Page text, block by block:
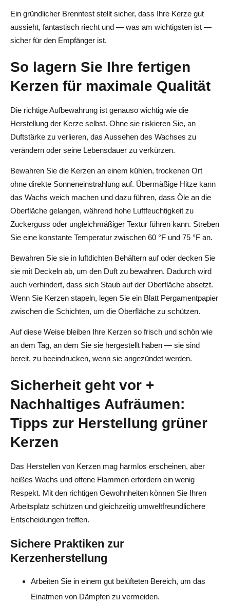
Ein gründlicher Brenntest stellt sicher, dass Ihre Kerze gut
aussieht, fantastisch riecht und — was am wichtigsten ist —
sicher für den Empfänger ist.
So lagern Sie Ihre fertigen
Kerzen für maximale Qualität
Die richtige Aufbewahrung ist genauso wichtig wie die
Herstellung der Kerze selbst. Ohne sie riskieren Sie, an
Duftstärke zu verlieren, das Aussehen des Wachses zu
verändern oder seine Lebensdauer zu verkürzen.
Bewahren Sie die Kerzen an einem kühlen, trockenen Ort
ohne direkte Sonneneinstrahlung auf. Übermäßige Hitze kann
das Wachs weich machen und dazu führen, dass Öle an die
Oberfläche gelangen, während hohe Luftfeuchtigkeit zu
Zuckerguss oder ungleichmäßiger Textur führen kann. Streben
Sie eine konstante Temperatur zwischen 60 °F und 75 °F an.
Bewahren Sie sie in luftdichten Behältern auf oder decken Sie
sie mit Deckeln ab, um den Duft zu bewahren. Dadurch wird
auch verhindert, dass sich Staub auf der Oberfläche absetzt.
Wenn Sie Kerzen stapeln, legen Sie ein Blatt Pergamentpapier
zwischen die Schichten, um die Oberfläche zu schützen.
Auf diese Weise bleiben Ihre Kerzen so frisch und schön wie
an dem Tag, an dem Sie sie hergestellt haben — sie sind
bereit, zu beeindrucken, wenn sie angezündet werden.
Sicherheit geht vor +
Nachhaltiges Aufräumen:
Tipps zur Herstellung grüner
Kerzen
Das Herstellen von Kerzen mag harmlos erscheinen, aber
heißes Wachs und offene Flammen erfordern ein wenig
Respekt. Mit den richtigen Gewohnheiten können Sie Ihren
Arbeitsplatz schützen und gleichzeitig umweltfreundlichere
Entscheidungen treffen.
Sichere Praktiken zur
Kerzenherstellung
Arbeiten Sie in einem gut belüfteten Bereich, um das
Einatmen von Dämpfen zu vermeiden.